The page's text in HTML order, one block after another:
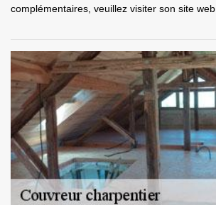
complémentaires, veuillez visiter son site web.